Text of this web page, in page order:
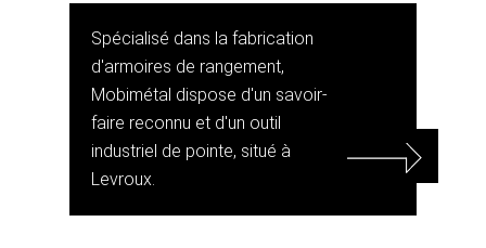
Spécialisé dans la fabrication
d'armoires de rangement,
Mobimétal dispose d'un savoir-
faire reconnu et d'un outil
industriel de pointe, situé à
Levroux.